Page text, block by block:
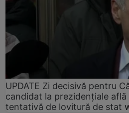
UPDATE Zi decisivă pentru
candidat la prezidențiale
tentativă de lovitură de stat